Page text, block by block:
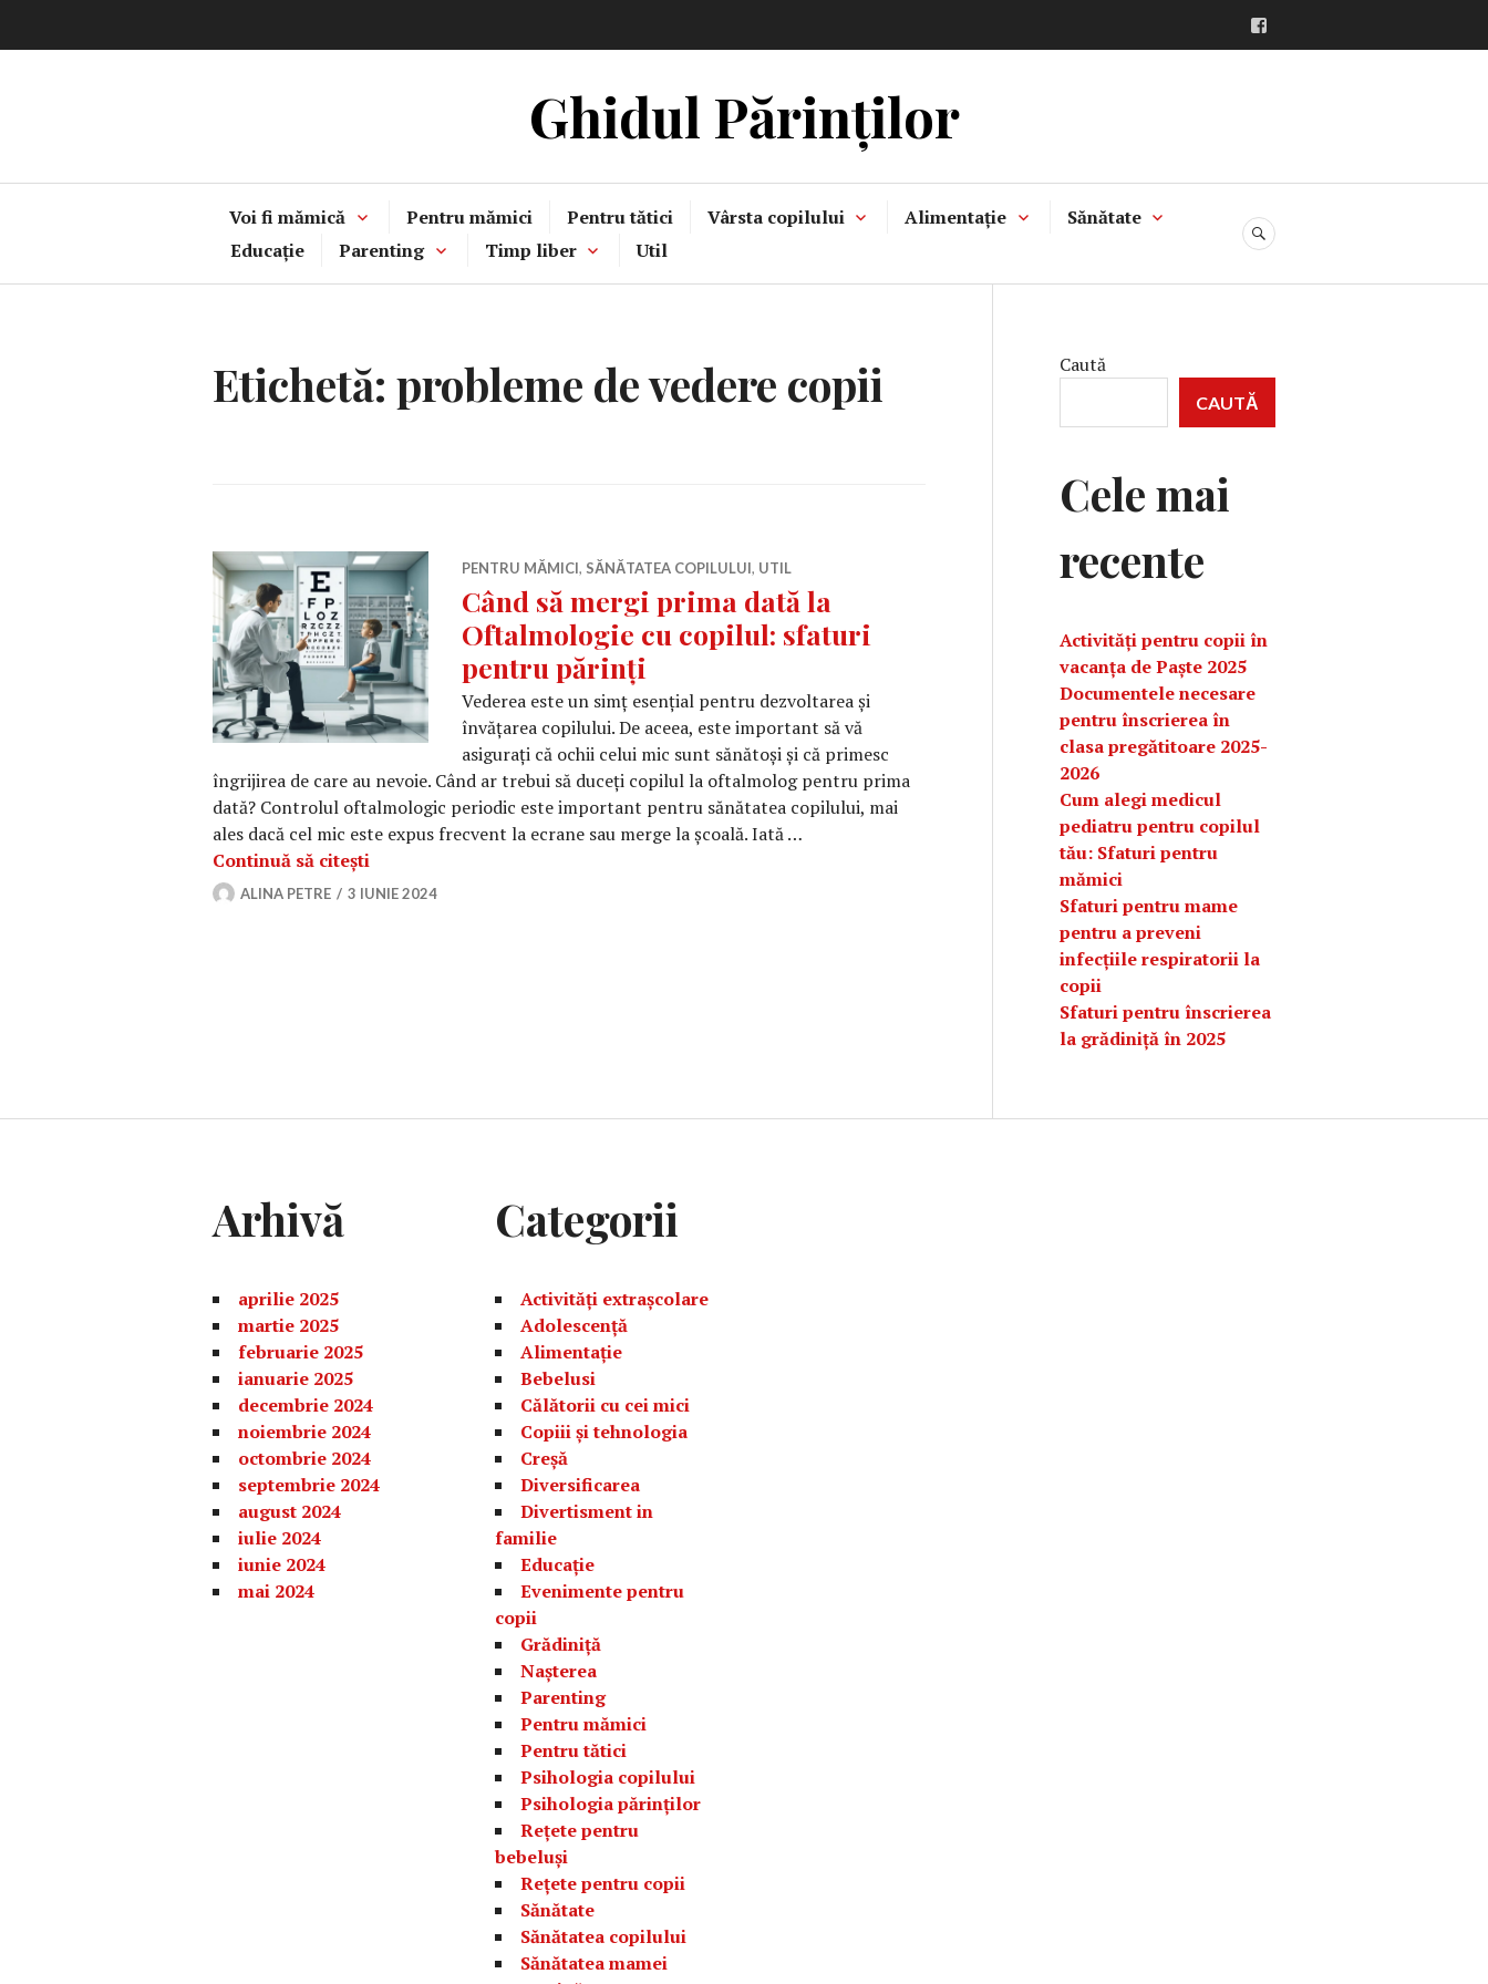
la
Ghidul Părinților
Voi fi mămică Pentru mămici Pentru tătici Vârsta copilului Alimentație
Sănătate
Educație
Parenting Timp liber Util
CĂUTARE
Etichetă: probleme de vedere copii
PENTRU MĂMICI, SĂNĂTATEA COPILULUI, UTIL
Când să mergi prima dată la
Oftalmologie cu copilul: sfaturi
pentru părinți
Vederea este un simț esențial pentru dezvoltarea și
învățarea copilului. De aceea, este important să vă
asigurați că ochii celui mic sunt sănătoși și că primesc
îngrijirea de care au nevoie. Când ar trebui să duceți copilul la oftalmolog pentru prima
dată? Controlul oftalmologic periodic este important pentru sănătatea copilului, mai
ales dacă cel mic este expus frecvent la ecrane sau merge la școală. Iată …
Continuă să citești
ALINA PETRE 3 IUNIE 2024
Caută
CAUTĂ
Cele mai
recente
Activități pentru copii în
vacanța de Paște 2025
Documentele necesare
pentru înscrierea în
clasa pregătitoare 2025-
2026
Cum alegi medicul
pediatru pentru copilul
tău: Sfaturi pentru
mămici
Sfaturi pentru mame
pentru a preveni
infecțiile respiratorii la
copii
Sfaturi pentru înscrierea
la grădiniță în 2025
Arhivă
aprilie 2025
martie 2025
februarie 2025
ianuarie 2025
decembrie 2024
noiembrie 2024
octombrie 2024
septembrie 2024
august 2024
iulie 2024
iunie 2024
mai 2024
Categorii
Activități extrașcolare
Adolescență
Alimentație
Bebelusi
Călătorii cu cei mici
Copiii și tehnologia
Creșă
Diversificarea
Divertisment in
familie
Educație
Evenimente pentru
copii
Grădiniță
Nașterea
Parenting
Pentru mămici
Pentru tătici
Psihologia copilului
Psihologia părinților
Rețete pentru
bebeluși
Rețete pentru copii
Sănătate
Sănătatea copilului
Sănătatea mamei